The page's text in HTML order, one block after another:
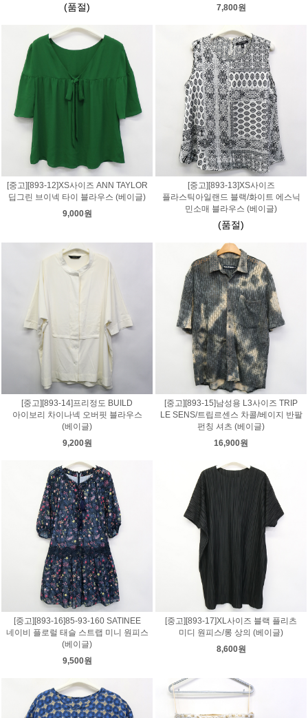
(품절)
7,800원
[중고][893-12]XS사이즈 ANN TAYLOR
딥그린 브이넥 타이 블라우스 (베이글)
9,000원
[중고][893-13]XS사이즈
플라스틱아일랜드 블랙/화이트 에스닉
민소매 블라우스 (베이글)
(품절)
[중고][893-14]프리정도 BUILD
아이보리 차이나넥 오버핏 블라우스
(베이글)
9,200원
[중고][893-15]남성용 L3사이즈 TRIP
LE SENS/트립르센스 차콜/베이지 반팔
펀칭 셔츠 (베이글)
16,900원
[중고][893-16]85-93-160 SATINEE
네이비 플로럴 태슬 스트랩 미니 원피스
(베이글)
9,500원
[중고][893-17]XL사이즈 블랙 플리츠
미디 원피스/롱 상의 (베이글)
8,600원